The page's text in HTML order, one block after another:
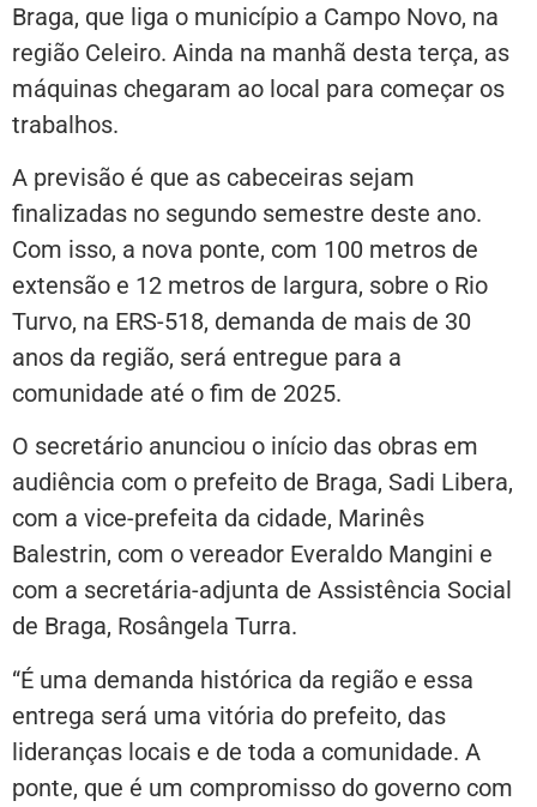
Braga, que liga o município a Campo Novo, na
região Celeiro. Ainda na manhã desta terça, as
máquinas chegaram ao local para começar os
trabalhos.
A previsão é que as cabeceiras sejam
finalizadas no segundo semestre deste ano.
Com isso, a nova ponte, com 100 metros de
extensão e 12 metros de largura, sobre o Rio
Turvo, na ERS-518, demanda de mais de 30
anos da região, será entregue para a
comunidade até o fim de 2025.
O secretário anunciou o início das obras em
audiência com o prefeito de Braga, Sadi Libera,
com a vice-prefeita da cidade, Marinês
Balestrin, com o vereador Everaldo Mangini e
com a secretária-adjunta de Assistência Social
de Braga, Rosângela Turra.
“É uma demanda histórica da região e essa
entrega será uma vitória do prefeito, das
lideranças locais e de toda a comunidade. A
ponte, que é um compromisso do governo com